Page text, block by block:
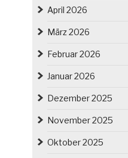
April 2026
März 2026
Februar 2026
Januar 2026
Dezember 2025
November 2025
Oktober 2025